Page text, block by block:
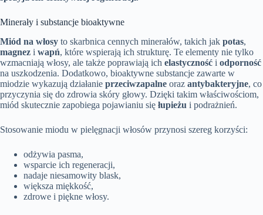
Minerały i substancje bioaktywne
Miód na włosy to skarbnica cennych minerałów, takich jak potas,
magnez i wapń, które wspierają ich strukturę. Te elementy nie tylko
wzmacniają włosy, ale także poprawiają ich elastyczność i odporność
na uszkodzenia. Dodatkowo, bioaktywne substancje zawarte w
miodzie wykazują działanie przeciwzapalne oraz antybakteryjne, co
przyczynia się do zdrowia skóry głowy. Dzięki takim właściwościom,
miód skutecznie zapobiega pojawianiu się łupieżu i podrażnień.
Stosowanie miodu w pielęgnacji włosów przynosi szereg korzyści:
odżywia pasma,
wsparcie ich regeneracji,
nadaje niesamowity blask,
większa miękkość,
zdrowe i piękne włosy.